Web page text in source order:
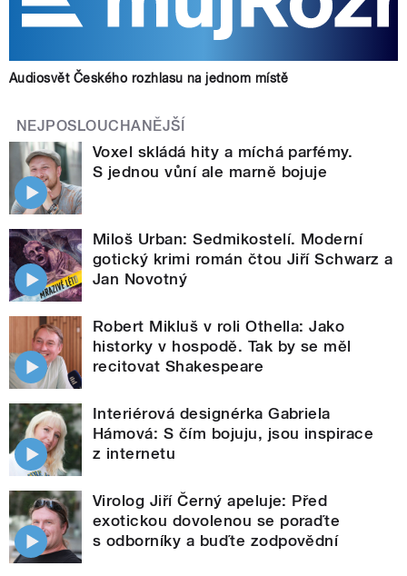
Audiosvět Českého rozhlasu na jednom místě
NEJPOSLOUCHANĚJŠÍ
Voxel skládá hity a míchá parfémy.
S jednou vůní ale marně bojuje
Miloš Urban: Sedmikostelí. Moderní
gotický krimi román čtou Jiří Schwarz a
Jan Novotný
Robert Mikluš v roli Othella: Jako
historky v hospodě. Tak by se měl
recitovat Shakespeare
Interiérová designérka Gabriela
Hámová: S čím bojuju, jsou inspirace
z internetu
Virolog Jiří Černý apeluje: Před
exotickou dovolenou se poraďte
s odborníky a buďte zodpovědní